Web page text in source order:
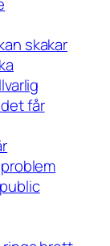
skakar
får